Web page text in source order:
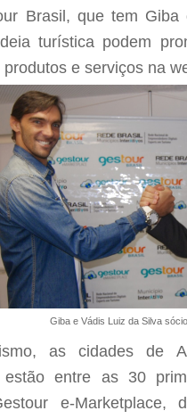
Brasil, que tem
turística podem
e serviços na
Giba e Vádis Luiz da Silva
as cidades de
estão entre as 30
e-